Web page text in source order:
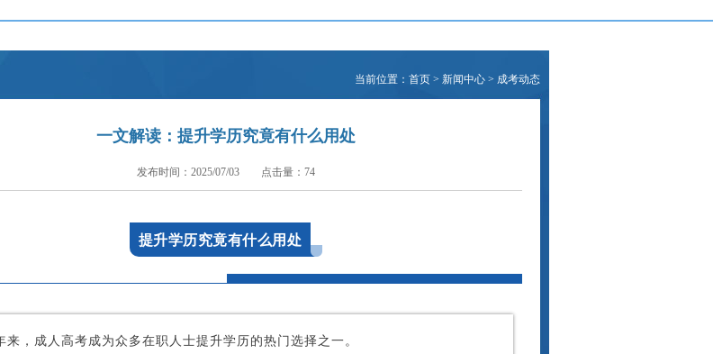
当前位置： 首页 > 新闻中心 > 成考动态
一文解读：提升学历究竟有什么用处
发布时间：2025/07/03 点击量： 74
提升学历究竟有什么用处
来，成人高考成为众多在职人士提升学历的热门选择之一。